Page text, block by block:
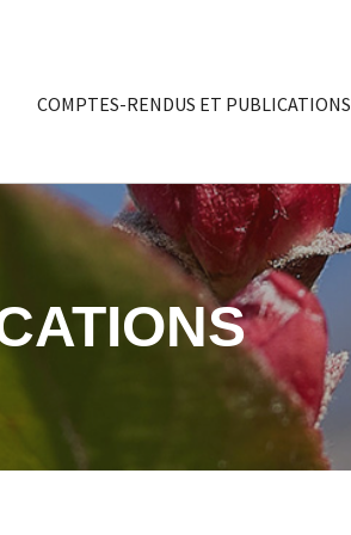
COMPTES-RENDUS ET PUBLICATIONS